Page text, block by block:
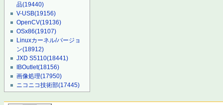
品(19440)
V-USB(19156)
OpenCV(19136)
OSx86(19107)
Linuxカーネル/バージョ
ン(18912)
JXD S5110(18441)
IBOutlet(18156)
画像処理(17950)
ニコニコ技術部(17445)